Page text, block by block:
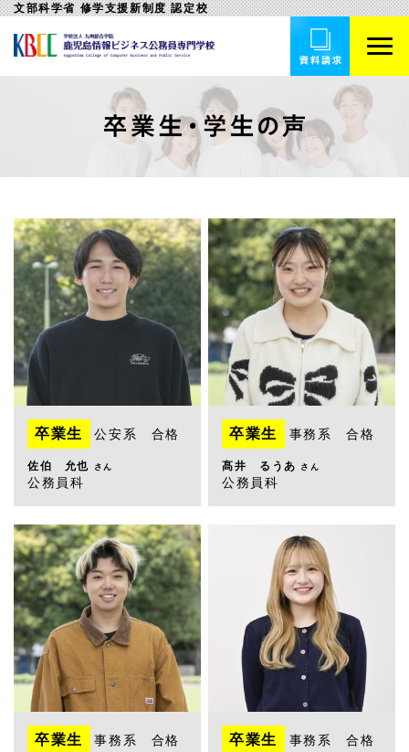
文部科学省 修学支援新制度 認定校
卒業生 公安系 合格
佐伯 允也 さん
公務員科
卒業生 事務系 合格
髙井 るうあ さん
公務員科
卒業生 事務系 合格 卒業生 事務系 合格